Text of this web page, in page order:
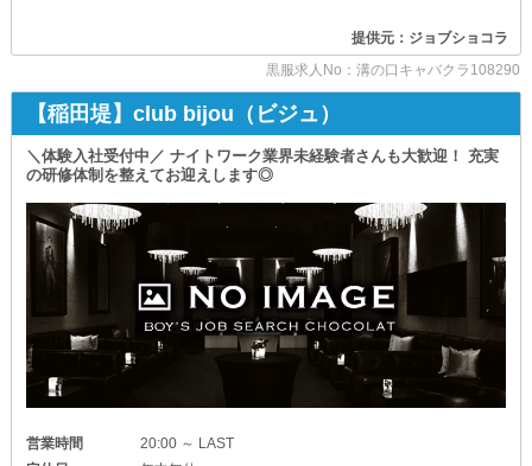
￣￣￣￣￣￣￣￣￣￣￣￣￣￣
◆週休2日制◆
ワークライフバランス重視の方もご安心を！
決まった日数、しっかりとお休みを取れます◎
◆日払いOK◆
急な出費が重なっても心配いりません！
出勤後すぐにお財布を満たせます◎
◆独立支援制度あり◆
将来を見据えて働ける魅力的な待遇です！
勤務しながら専門知識を身に着けられます◎
◆社会保険あり◆
腰を据えて長く働ける環境を整えました！
病気や怪我などのトラブルに見舞われても安心です。
━－━－━－━－━－━－━－━－━－━－━
∽∽∽∽∽∽∽∽∽∽∽∽∽∽∽∽∽∽
【CLUB ROBIN（ロビン）】
∽∽∽∽∽∽∽∽∽∽∽∽∽∽∽∽∽∽
◇◆稼げる給与システム◆◇
□ホールスタッフ：月給35万円～
加えて《大入りボーナス》や《昇給・昇格》もあります。
頑張りはしっかりと評価し、お給料に反映！
積極的に行動を起こすことで
今よりも経済的に余裕のある生活を送れます◎
_/_/_/_/_/_/_/_/_/_/_/_/_/_/_/_/_/_/_/_/_/
◇◆アルバイトも同時募集中◆◇
□ホールスタッフ：時給1,500円～
□案内係・ヘアメイク：時給2,000円～
提供元：ジョブショコラ
黒服求人No：溝の口キャバクラ108290
【稲田堤】club bijou（ビジュ）
＼体験入社受付中／ ナイトワーク業界未経験者さんも大歓迎！ 充実
の研修体制を整えてお迎えします◎
営業時間
20:00 ～ LAST